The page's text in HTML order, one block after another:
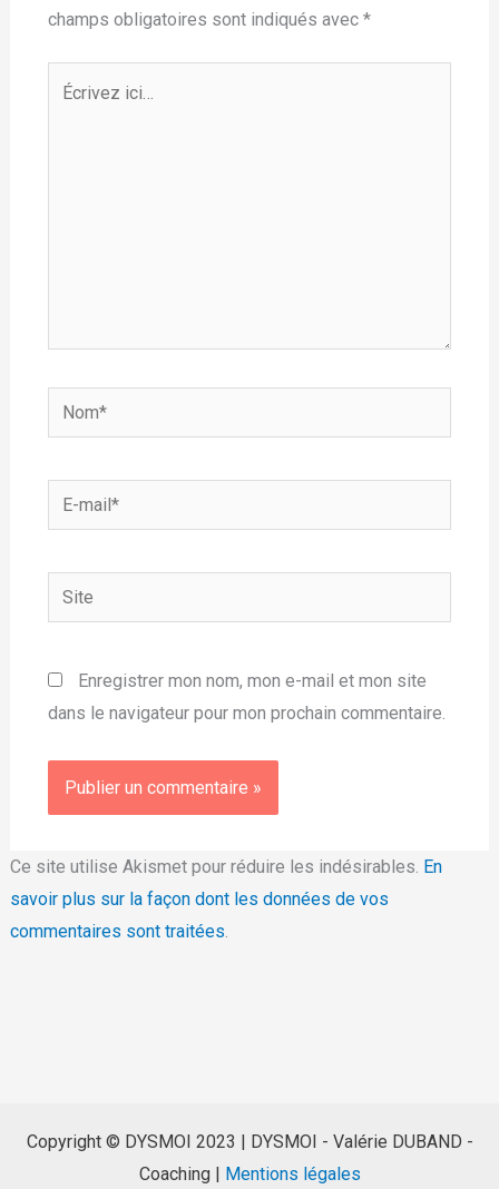
champs obligatoires sont indiqués avec *
Écrivez
Nom*
mail*
Site
Enregistrer mon nom, mon e-mail et mon site
dans le navigateur pour mon prochain commentaire.
Ce site utilise Akismet pour réduire les indésirables. En
savoir plus sur la façon dont les données de vos
commentaires sont traitées.
Copyright © DYSMOI 2023 | DYSMOI - Valérie DUBAND -
Coaching |
Mentions légales